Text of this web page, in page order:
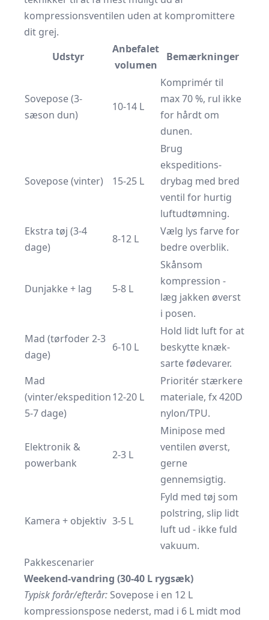
kompressionsventilen uden at kompromittere
dit grej.
Udstyr
Anbefalet
volumen
Bemærkninger
Sovepose (3-
sæson dun)
10-14 L
Komprimér til
max 70 %, rul ikke
for hårdt om
dunen.
Sovepose (vinter) 15-25 L
Brug
ekspeditions-
drybag med bred
ventil for hurtig
luftudtømning.
Ekstra tøj (3-4
dage)
8-12 L
Vælg lys farve for
bedre overblik.
Dunjakke + lag 5-8 L
Skånsom
kompression -
læg jakken øverst
i posen.
Mad (tørfoder 2-3
dage)
6-10 L
Hold lidt luft for at
beskytte knæk­
sarte fødevarer.
Mad
(vinter/ekspedition
5-7 dage)
12-20 L
Prioritér stærkere
materiale, fx 420D
nylon/TPU.
Elektronik &
powerbank
2-3 L
Minipose med
ventilen øverst,
gerne
gennemsigtig.
Kamera + objektiv 3-5 L
Fyld med tøj som
polstring, slip lidt
luft ud - ikke fuld
vakuum.
Pakkescenarier
Weekend-vandring (30-40 L rygsæk)
Typisk forår/efterår: Sovepose i en 12 L
kompressionspose nederst, mad i 6 L midt mod